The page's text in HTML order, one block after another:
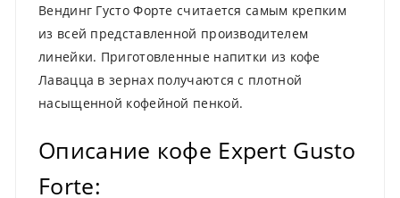
Вендинг Густо Форте считается самым крепким
из всей представленной производителем
линейки. Приготовленные напитки из кофе
Лавацца в зернах получаются с плотной
насыщенной кофейной пенкой.
Описание кофе Expert Gusto
Forte: